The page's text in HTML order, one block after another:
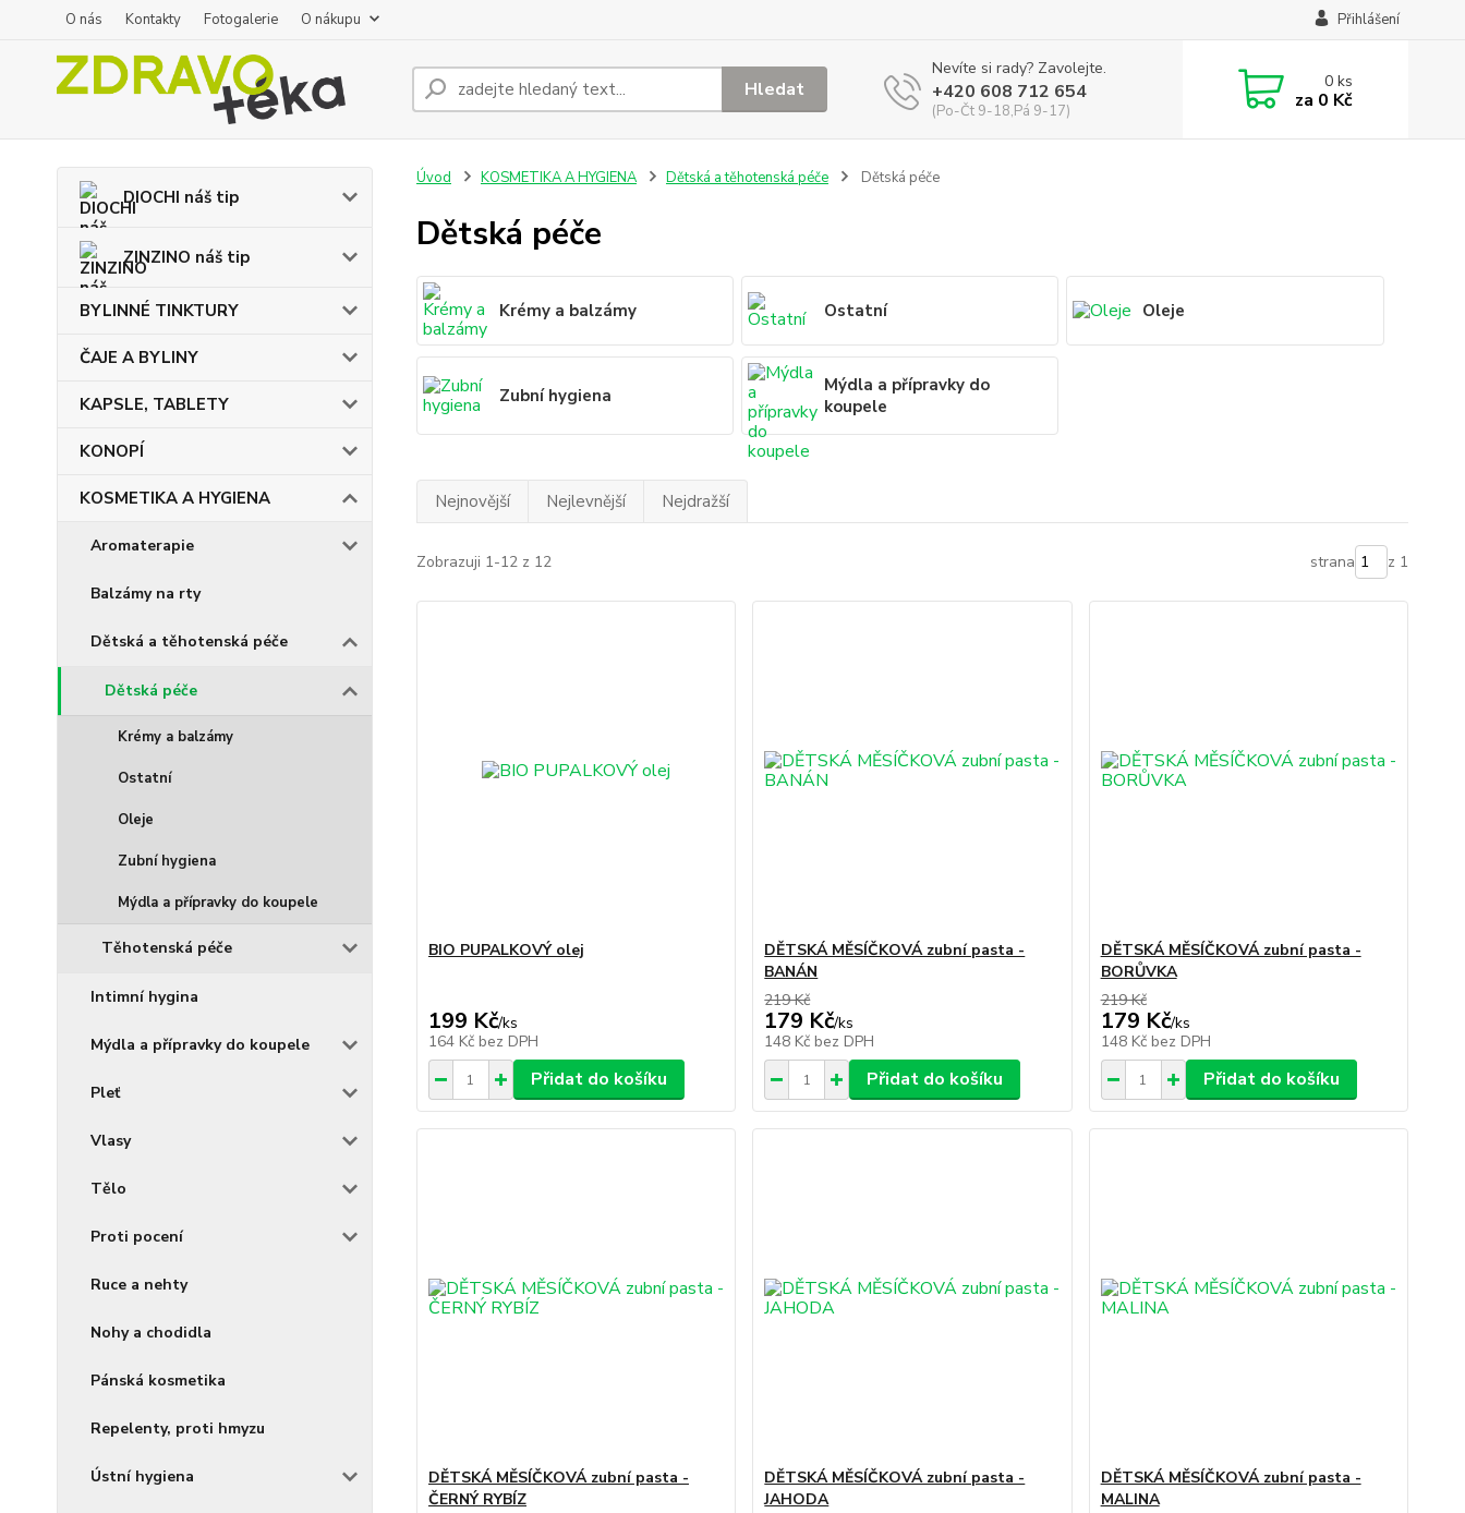
O nás Kontakty Fotogalerie O nákupu Přihlášení
Hledat
Nevíte si rady? Zavolejte.
+420 608 712 654
(Po-Čt 9-18,Pá 9-17)
0ks
za 0 Kč
DIOCHI náš tip
ZINZINO náš tip
BYLINNÉ TINKTURY
ČAJE A BYLINY
KAPSLE, TABLETY
KONOPÍ
KOSMETIKA A HYGIENA
Aromaterapie
Balzámy na rty
Dětská a těhotenská péče
Dětská péče
Krémy a balzámy
Ostatní
Oleje
Zubní hygiena
Mýdla a přípravky do koupele
Těhotenská péče
Intimní hygina
Mýdla a přípravky do koupele
Pleť
Vlasy
Tělo
Proti pocení
Ruce a nehty
Nohy a chodidla
Pánská kosmetika
Repelenty, proti hmyzu
Ústní hygiena
Úvod KOSMETIKA A HYGIENA Dětská a těhotenská péče Dětská péče
Dětská péče
Krémy a balzámy Ostatní Oleje
Zubní hygiena
Mýdla a přípravky do
koupele
Nejnovější Nejlevnější Nejdražší
Zobrazuji 1-12 z 12 strana z 1
BIO PUPALKOVÝ olej
199 Kč/ks
164 Kč bez DPH
Přidat do košíku
DĚTSKÁ MĚSÍČKOVÁ zubní pasta -
BANÁN
219 Kč
179 Kč/ks
148 Kč bez DPH
Přidat do košíku
DĚTSKÁ MĚSÍČKOVÁ zubní pasta -
BORŮVKA
219 Kč
179 Kč/ks
148 Kč bez DPH
Přidat do košíku
DĚTSKÁ MĚSÍČKOVÁ zubní pasta -
ČERNÝ RYBÍZ
DĚTSKÁ MĚSÍČKOVÁ zubní pasta -
JAHODA
DĚTSKÁ MĚSÍČKOVÁ zubní pasta -
MALINA